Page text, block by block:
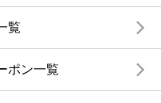
覧
ポン一覧